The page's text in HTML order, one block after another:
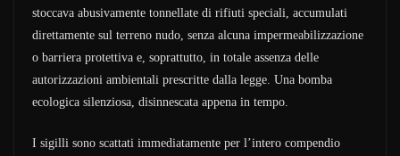
stoccava abusivamente tonnellate di rifiuti speciali, accumulati
direttamente sul terreno nudo, senza alcuna impermeabilizzazione
o barriera protettiva e, soprattutto, in totale assenza delle
autorizzazioni ambientali prescritte dalla legge. Una bomba
ecologica silenziosa, disinnescata appena in tempo.
I sigilli sono scattati immediatamente per l’intero compendio